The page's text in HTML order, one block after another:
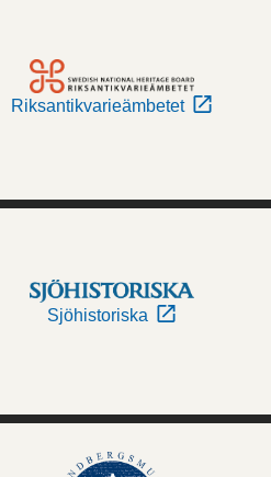
Riksantikvarieämbetet
Sjöhistoriska